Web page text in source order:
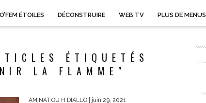
O’FEM ÉTOILES DÉCONSTRUIRE WEB TV PLUS DE MENUS
ÉTIQUETÉS
LA FLAMME"
AMINATOU H DIALLO | juin 29, 2021